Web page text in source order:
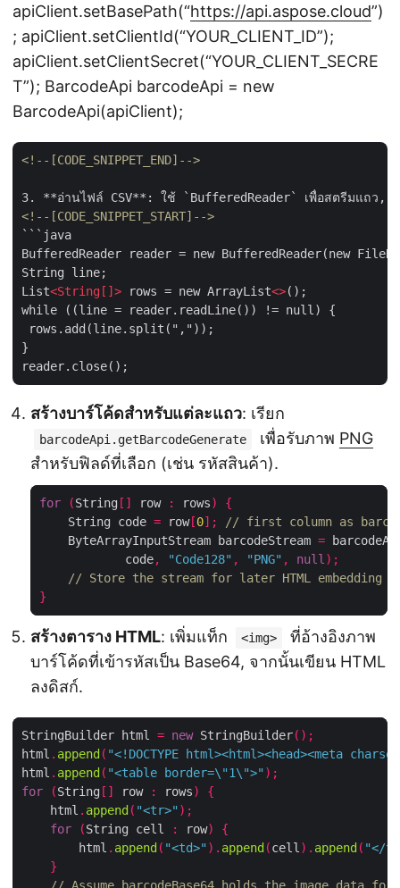
apiClient.setBasePath(“https://api.aspose.cloud”)
; apiClient.setClientId(“YOUR_CLIENT_ID”);
apiClient.setClientSecret(“YOUR_CLIENT_SECRE
T”); BarcodeApi barcodeApi = new
BarcodeApi(apiClient);
<!--[CODE_SNIPPET_END]-->
<!--[CODE_SNIPPET_START]-->
```java
BufferedReader reader = new BufferedReader(new
String line;
List<String[] > rows = new ArrayList<>();
while ((line = reader.readLine()) != null) {
rows.add(line.split(","));
}
สร้างบาร์โค้ดสำหรับแต่ละแถว: เรียก
barcodeApi.getBarcodeGenerate เพื่อรับภาพ PNG
สำหรับฟิลด์ที่เลือก (เช่น รหัสสินค้า).
for (String [] row : rows)
{
    String code
= row[0];
// first column as
    ByteArrayInputStream barcodeStream
=
            code
, "Code128" , "PNG" , null );
// Store the stream for later HTML embedding
}
สร้างตาราง HTML: เพิ่มแท็ก <img>
ที่อ้างอิงภาพ
บาร์โค้ดที่เข้ารหัสเป็น Base64, จากนั้นเขียน HTML
ลงดิสก์.
StringBuilder html = new StringBuilder();
html . append ( "<!DOCTYPE html><html><head><meta
html . append ( "<table border=\"1\">" );
for
(String [] row : rows)
{
    html
. append ( "<tr>" );
for
(String cell : row)
{
        html
. append ( "<td>" ). append (cell ). append ( "</
}